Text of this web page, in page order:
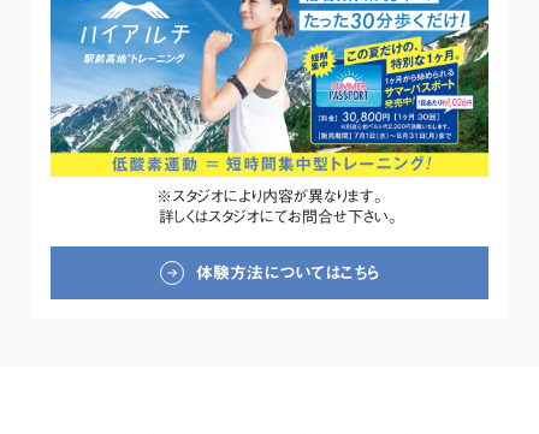
スタジオにより内容が異なります。
詳しくはスタジオにてお問合せ下さい。
体験方法についてはこちら